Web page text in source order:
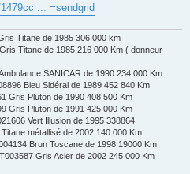
... =sendgrid‌
Titane de 1985 306 000 km
Titane de 1985 216 000 Km ( donneur
SANICAR de 1990 234 000 Km
Bleu Sidéral de 1989 452 840 Km
Gris Pluton de 1990 408 500 Km
Gris Pluton de 1991 425 000 Km
Vert Illusion de 1995 338864
métallisé de 2002 140 000 Km
Brun Toscane de 1998 19000 Km
Gris Acier de 2002 245 000 Km